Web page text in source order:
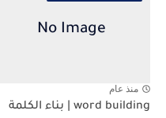
منذ عام
word building | بناء الكلمة